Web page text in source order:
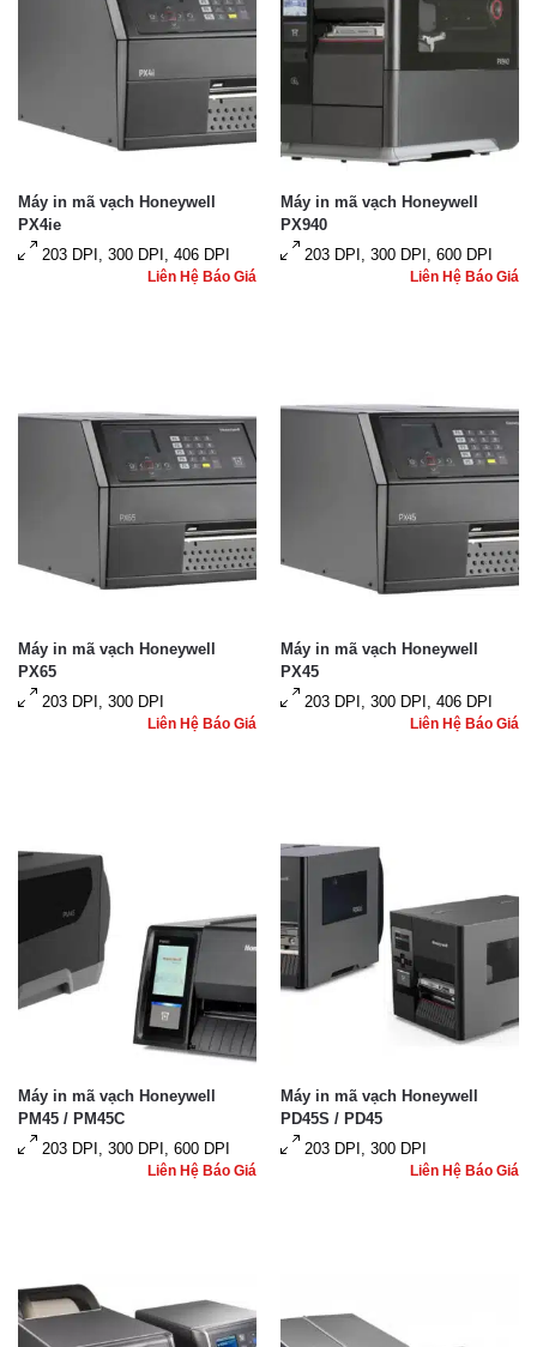
Máy in mã vạch Honeywell
PX4ie
203 DPI, 300 DPI, 406 DPI
Liên Hệ Báo Giá
Máy in mã vạch Honeywell
PX940
203 DPI, 300 DPI, 600 DPI
Liên Hệ Báo Giá
Máy in mã vạch Honeywell
PX65
203 DPI, 300 DPI
Liên Hệ Báo Giá
Máy in mã vạch Honeywell
PX45
203 DPI, 300 DPI, 406 DPI
Liên Hệ Báo Giá
Máy in mã vạch Honeywell
PM45 / PM45C
203 DPI, 300 DPI, 600 DPI
Liên Hệ Báo Giá
Máy in mã vạch Honeywell
PD45S / PD45
203 DPI, 300 DPI
Liên Hệ Báo Giá